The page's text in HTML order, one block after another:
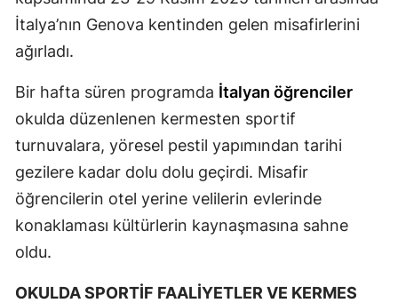
Mersin
İzmir
Kastamonu
Kayseri
İtalya’nın Genova kentinden gelen misafirlerini
ağırladı.
Bir hafta süren programda İtalyan öğrenciler
okulda düzenlenen kermesten sportif
turnuvalara, yöresel pestil yapımından tarihi
gezilere kadar dolu dolu geçirdi. Misafir
öğrencilerin otel yerine velilerin evlerinde
konaklaması kültürlerin kaynaşmasına sahne
oldu.
OKULDA SPORTİF FAALİYETLER VE KERMES